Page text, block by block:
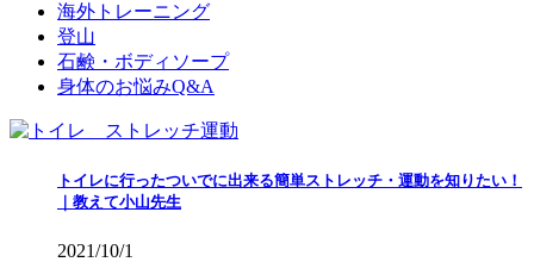
海外トレーニング
登山
石鹸・ボディソープ
身体のお悩みQ&A
トイレに行ったついでに出来る簡単ストレッチ・運動を知りたい！
｜教えて小山先生
2021/10/1